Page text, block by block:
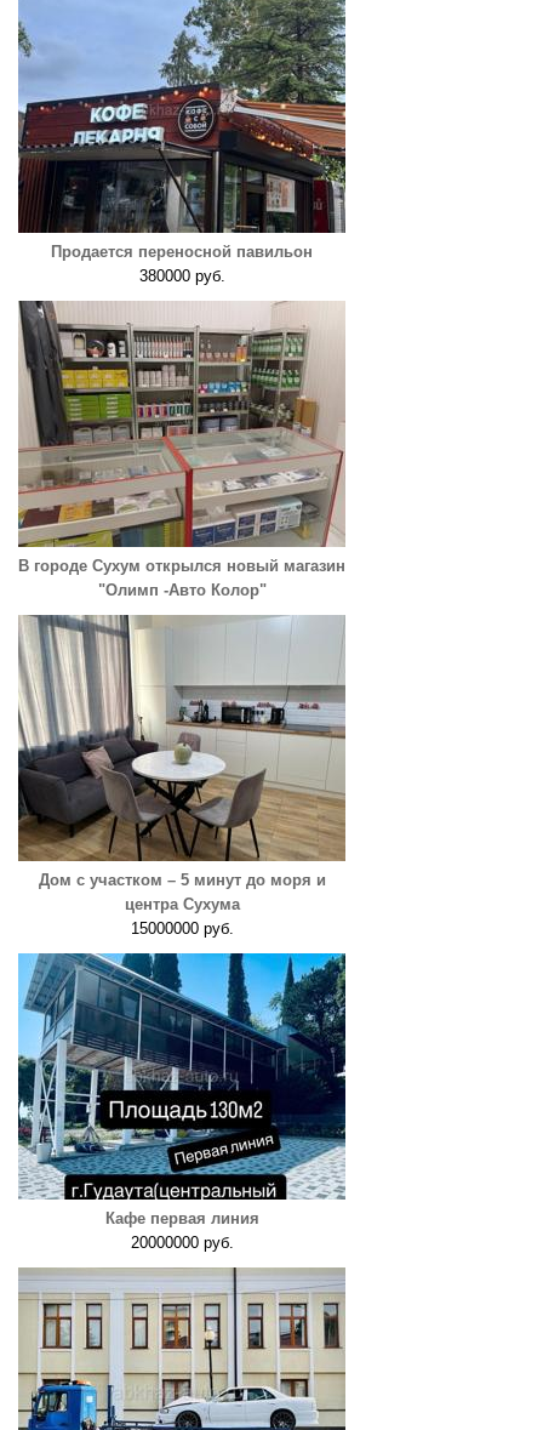
Продается переносной павильон
380000 руб.
В городе Сухум открылся новый магазин
"Олимп -Авто Колор"
Дом с участком – 5 минут до моря и
центра Сухума
15000000 руб.
Кафе первая линия
20000000 руб.